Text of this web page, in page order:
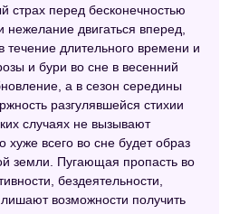
страх перед бесконечностью
двигаться вперед,
длительного времени и
и бури во сне в весенний
а в сезон середины
разгулявшейся стихии
случаях не вызывают
хуже всего во сне будет образ
земли. Пугающая пропасть во
бездеятельности,
возможности получить